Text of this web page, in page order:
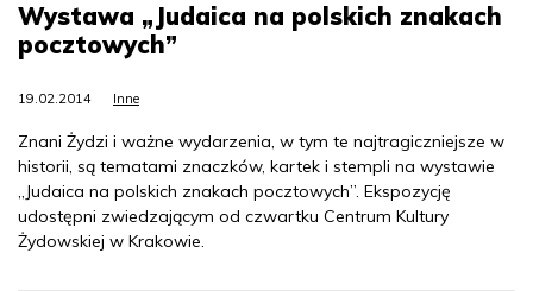
Wystawa „Judaica na polskich znakach
pocztowych”
19.02.2014 Inne
Znani Żydzi i ważne wydarzenia, w tym te najtragiczniejsze w
historii, są tematami znaczków, kartek i stempli na wystawie
„Judaica na polskich znakach pocztowych”. Ekspozycję
udostępni zwiedzającym od czwartku Centrum Kultury
Żydowskiej w Krakowie.